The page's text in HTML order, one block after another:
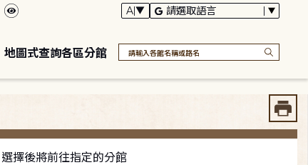
地圖式查詢各區分館
選擇後將前往指定的分館